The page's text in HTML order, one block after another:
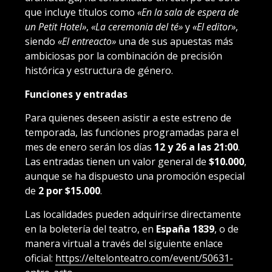
que incluye títulos como «En la sala de espera de
un Petit Hotel», «La ceremonia del té»y«El editor»,
siendo «El entreacto» una de sus apuestas más
ambiciosas por la combinación de precisión
histórica y estructura de género.
Funciones y entradas
Para quienes deseen asistir a este estreno de
temporada, las funciones programadas para el
mes de enero serán los días 12 y 26 a las 21:00.
Las entradas tienen un valor general de $10.000,
aunque se ha dispuesto una promoción especial
de 2 por $15.000.
Las localidades pueden adquirirse directamente
en la boletería del teatro, en España 1839, o de
manera virtual a través del siguiente enlace
oficial: https://eltelonteatro.com/event/50631-